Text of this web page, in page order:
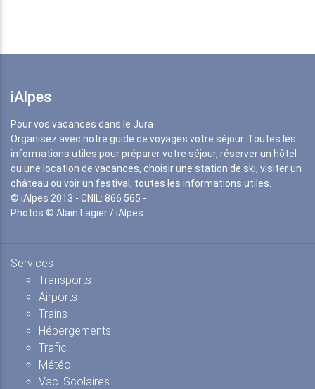
iAlpes
Pour vos vacances dans le Jura
Organisez avec notre guide de voyages votre séjour. Toutes les
informations utiles pour préparer votre séjour, réserver un hôtel
ou une location de vacances, choisir une station de ski, visiter un
château ou voir un festival, toutes les informations utiles.
© iAlpes 2013 - CNIL: 866 565 -
Photos © Alain Lagier / iAlpes
Services
Transports
Airports
Trains
Hébergements
Trafic
Météo
Vac. Scolaires